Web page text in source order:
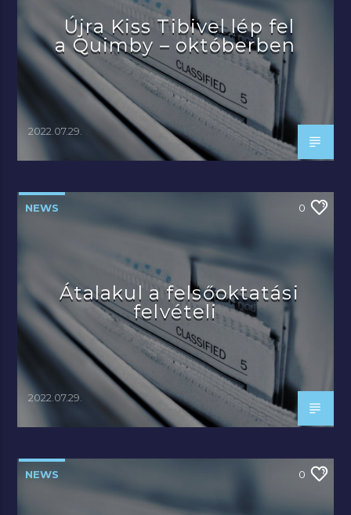
Újra Kiss Tibivel lép fel
a Quimby – októberben
2022.07.29.
NEWS 0
Átalakul a felsőoktatási
felvételi
2022.07.29.
NEWS 0